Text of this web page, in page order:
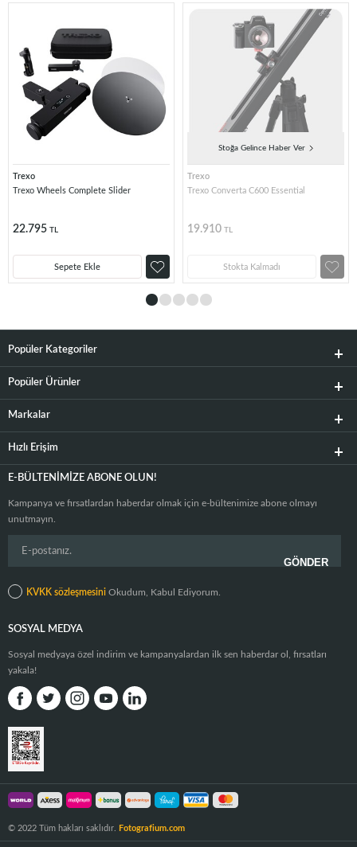
Trexo
Trexo Wheels Complete Slider
22.795 TL
Sepete Ekle
Stoğa Gelince Haber Ver
Trexo
Trexo Converta C600 Essential
19.910 TL
Stokta Kalmadı
Popüler Kategoriler
Popüler Ürünler
Markalar
Hızlı Erişim
E-BÜLTENIMIZE ABONE OLUN!
Kampanya ve fırsatlardan haberdar olmak için e-bültenimize abone olmayı
unutmayın.
KVKK sözleşmesini Okudum, Kabul Ediyorum.
SOSYAL MEDYA
Sosyal medyaya özel indirim ve kampanyalardan ilk sen haberdar ol, fırsatları
yakala!
© 2022 Tüm hakları saklıdır. Fotografium.com